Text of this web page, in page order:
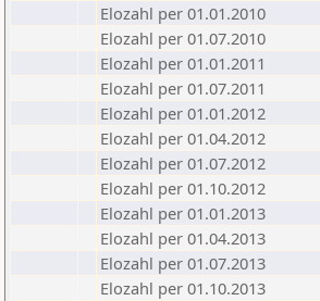
Elozahl per 01.01.2010
Elozahl per 01.07.2010
Elozahl per 01.01.2011
Elozahl per 01.07.2011
Elozahl per 01.01.2012
Elozahl per 01.04.2012
Elozahl per 01.07.2012
Elozahl per 01.10.2012
Elozahl per 01.01.2013
Elozahl per 01.04.2013
Elozahl per 01.07.2013
Elozahl per 01.10.2013